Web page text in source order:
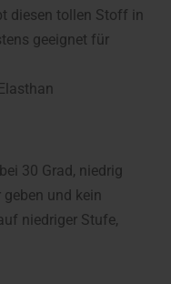
diesen tollen Stoff in
geeignet für
30 Grad, niedrig
und kein
niedriger Stufe,